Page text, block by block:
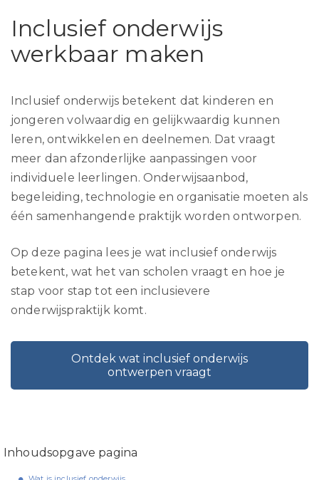
Inclusief onderwijs
werkbaar maken
Inclusief onderwijs betekent dat kinderen en
jongeren volwaardig en gelijkwaardig kunnen
leren, ontwikkelen en deelnemen. Dat vraagt
meer dan afzonderlijke aanpassingen voor
individuele leerlingen. Onderwijsaanbod,
begeleiding, technologie en organisatie moeten als
één samenhangende praktijk worden ontworpen.
Op deze pagina lees je wat inclusief onderwijs
betekent, wat het van scholen vraagt en hoe je
stap voor stap tot een inclusievere
onderwijspraktijk komt.
Ontdek wat inclusief onderwijs
ontwerpen vraagt
Inhoudsopgave pagina